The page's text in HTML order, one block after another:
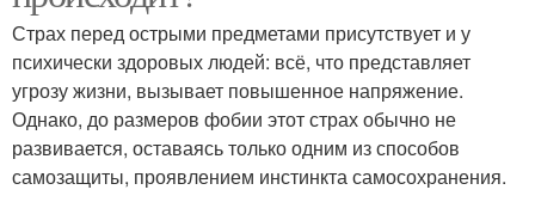
Страх перед острыми предметами присутствует и у
психически здоровых людей: всё, что представляет
угрозу жизни, вызывает повышенное напряжение.
Однако, до размеров фобии этот страх обычно не
развивается, оставаясь только одним из способов
самозащиты, проявлением инстинкта самосохранения.